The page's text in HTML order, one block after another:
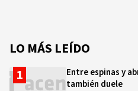
LO MÁS LEÍDO
Entre espinas y
también duele